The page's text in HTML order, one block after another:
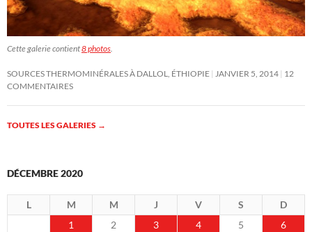
Cette galerie contient8 photos.
SOURCES THERMOMINÉRALES À DALLOL, ÉTHIOPIE JANVIER 5, 2014 12
COMMENTAIRES
TOUTES LES GALERIES →
DÉCEMBRE 2020
L M M J V S
D
1
2 3 4 5
6